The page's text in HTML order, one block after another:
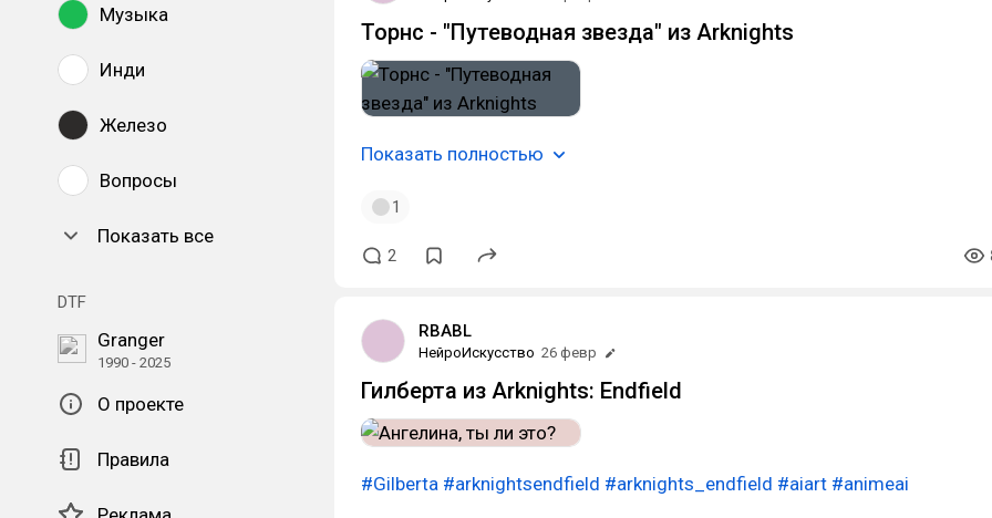
Музыка
Инди
Железо
Вопросы
Показать все
DTF
Granger
1990 - 2025
О проекте
Правила
Торнс - "Путеводная звезда" из Arknights
Показать полностью
1
2
RBABL
НейроИскусство 26 февр
Гилберта из Arknights: Endfield
#Gilberta #arknightsendfield #arknights_endfield #aiart #animeai